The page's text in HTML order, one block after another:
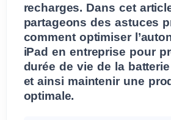
recharges. Dans cet
partageons des astuces
comment optimiser
iPad en entreprise pour
durée de vie de la
et ainsi maintenir une
optimale.